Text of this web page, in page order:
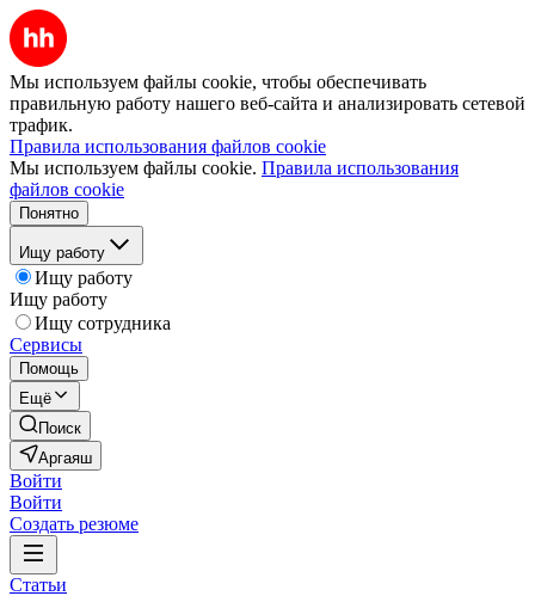
Мы используем файлы cookie, чтобы обеспечивать
правильную работу нашего веб-сайта и анализировать сетевой
трафик.
Правила использования файлов cookie
Мы используем файлы cookie. Правила использования
файлов cookie
Понятно
Ищу работу
Ищу работу
Ищу работу
Ищу сотрудника
Сервисы
Помощь
Ещё
Поиск
Аргаяш
Войти
Войти
Создать резюме
Статьи